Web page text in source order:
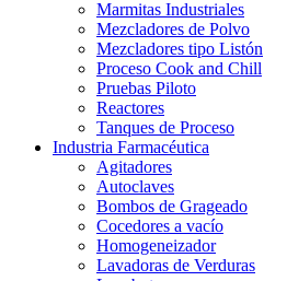
Marmitas Industriales
Mezcladores de Polvo
Mezcladores tipo Listón
Proceso Cook and Chill
Pruebas Piloto
Reactores
Tanques de Proceso
Industria Farmacéutica
Agitadores
Autoclaves
Bombos de Grageado
Cocedores a vacío
Homogeneizador
Lavadoras de Verduras